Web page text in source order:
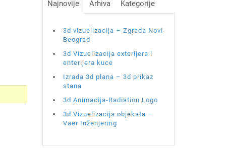
Najnovije Arhiva Kategorije
3d vizuelizacija – Zgrada Novi
Beograd
3d Vizuelizacija exterijera i
enterijera kuce
Izrada 3d plana – 3d prikaz
stana
3d Animacija-Radiation Logo
3d Vizuelizacija objekata –
Vaer Inženjering